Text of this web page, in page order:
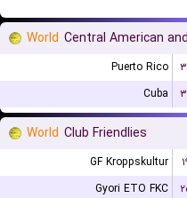
World Central American
Puerto Rico
Cuba
World Club Friendlies
GF Kroppskultur
Gyori ETO FKC